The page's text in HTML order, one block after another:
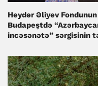
Heydər Əliyev
Budapeştdə
incəsənətə” sərgisinin